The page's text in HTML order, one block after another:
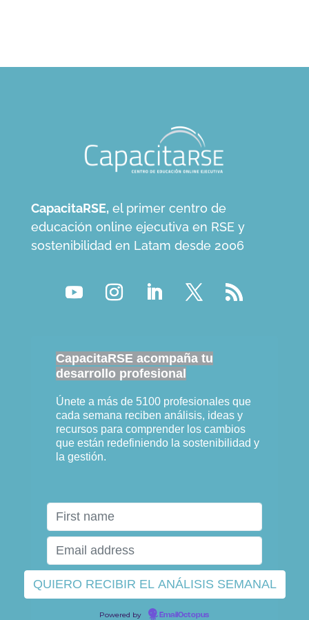
CapacitaRSE, el primer centro de
educación online ejecutiva en RSE y
sostenibilidad en Latam desde 2006
CapacitaRSE acompaña tu
desarrollo profesional
Únete a más de 5100 profesionales que
cada semana reciben análisis, ideas y
recursos para comprender los cambios
que están redefiniendo la sostenibilidad y
la gestión.
Powered by EmailOctopus